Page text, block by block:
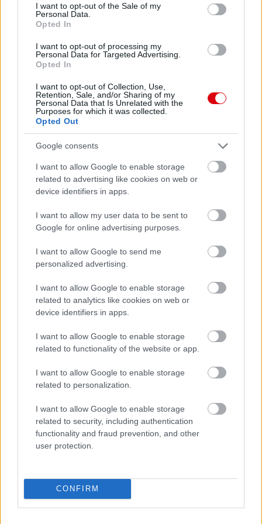
consent section.
I want to opt-out of the Sale of my
Personal Data.
Opted In
I want to opt-out of processing my
Personal Data for Targeted Advertising.
Opted In
I want to opt-out of Collection, Use,
Retention, Sale, and/or Sharing of my
Personal Data that Is Unrelated with the
Purposes for which it was collected.
Opted Out
Google consents
I want to allow Google to enable storage
related to advertising like cookies on web or
device identifiers in apps.
I want to allow my user data to be sent to
Google for online advertising purposes.
I want to allow Google to send me
personalized advertising.
I want to allow Google to enable storage
related to analytics like cookies on web or
device identifiers in apps.
I want to allow Google to enable storage
related to functionality of the website or app.
I want to allow Google to enable storage
related to personalization.
I want to allow Google to enable storage
related to security, including authentication
functionality and fraud prevention, and other
user protection.
CONFIRM
Meccs Center
Paris Saint-Germain
Manchester United